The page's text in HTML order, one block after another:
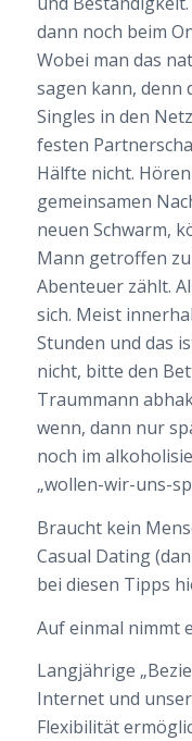
dann noch beim
Wobei man das
sagen kann, denn
Singles in den
festen
Hälfte nicht.
gemeinsamen
neuen Schwarm,
Mann getroffen
Abenteuer zählt.
sich. Meist
Stunden und das
nicht, bitte den
Traummann
wenn, dann nur
noch im
„wollen-wir-uns-
Braucht kein
Casual Dating
bei diesen Tipps
Auf einmal nimmt
Langjährige
Internet und
Flexibilität